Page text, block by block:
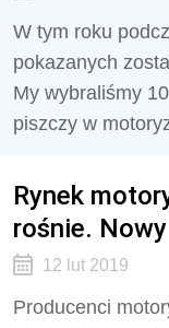
W tym roku
pokazanych
My wybraliśmy
piszczy w
Rynek
rośnie.
12 lut 2019
Producenci